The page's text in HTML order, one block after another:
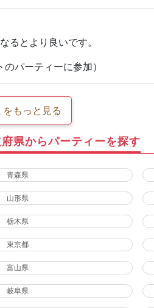
るとより良いです。
パーティーに参加）
をもっと見る
県からパーティーを探す
青森県
山形県
栃木県
東京都
富山県
岐阜県